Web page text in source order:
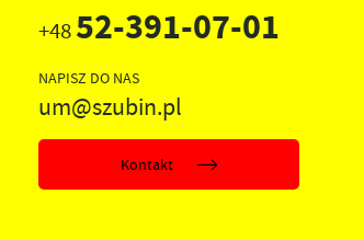
+4852-391-07-01
NAPISZ DO NAS
um@szubin.pl
Kontakt